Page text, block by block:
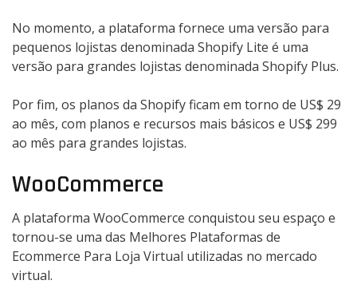
No momento, a plataforma fornece uma versão para
pequenos lojistas denominada Shopify Lite é uma
versão para grandes lojistas denominada Shopify Plus.
Por fim, os planos da Shopify ficam em torno de US$ 29
ao mês, com planos e recursos mais básicos e US$ 299
ao mês para grandes lojistas.
WooCommerce
A plataforma WooCommerce conquistou seu espaço e
tornou-se uma das Melhores Plataformas de
Ecommerce Para Loja Virtual utilizadas no mercado
virtual.